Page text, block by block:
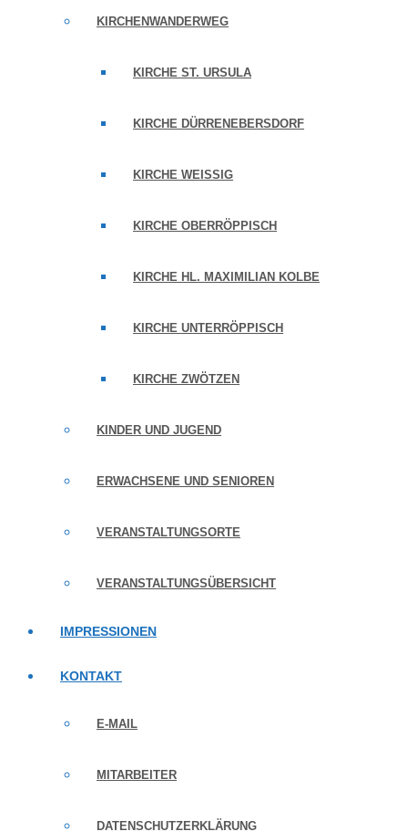
KIRCHENWANDERWEG
KIRCHE ST. URSULA
KIRCHE DÜRRENEBERSDORF
KIRCHE WEISSIG
KIRCHE OBERRÖPPISCH
KIRCHE HL. MAXIMILIAN KOLBE
KIRCHE UNTERRÖPPISCH
KIRCHE ZWÖTZEN
KINDER UND JUGEND
ERWACHSENE UND SENIOREN
VERANSTALTUNGSORTE
VERANSTALTUNGSÜBERSICHT
IMPRESSIONEN
KONTAKT
E-MAIL
MITARBEITER
DATENSCHUTZERKLÄRUNG